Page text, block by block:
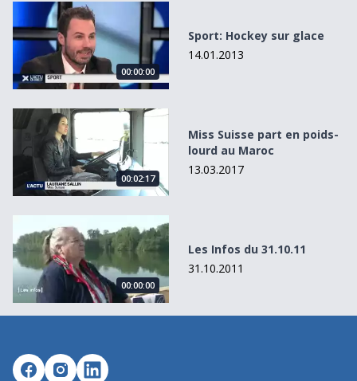
Sport: Hockey sur glace
00:00:00
Sport: Hockey sur glace
14.01.2013
Miss Suisse part en poids-lourd au Maroc
00:02:17
Miss Suisse part en poids-
lourd au Maroc
13.03.2017
Les Infos du 31.10.11
00:00:00
Les Infos du 31.10.11
31.10.2011